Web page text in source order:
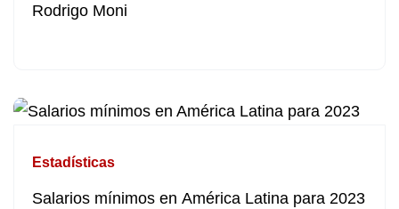
Rodrigo Moni
Estadísticas
Salarios mínimos en América Latina para 2023